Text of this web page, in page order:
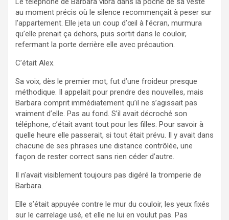
au moment précis où le silence recommençait à peser sur
l’appartement. Elle jeta un coup d’œil à l’écran, murmura
qu’elle prenait ça dehors, puis sortit dans le couloir,
refermant la porte derrière elle avec précaution.
C’était Alex.
Sa voix, dès le premier mot, fut d’une froideur presque
méthodique. Il appelait pour prendre des nouvelles, mais
Barbara comprit immédiatement qu’il ne s’agissait pas
vraiment d’elle. Pas au fond. S’il avait décroché son
téléphone, c’était avant tout pour les filles. Pour savoir à
quelle heure elle passerait, si tout était prévu. Il y avait dans
chacune de ses phrases une distance contrôlée, une
façon de rester correct sans rien céder d’autre.
Il n’avait visiblement toujours pas digéré la tromperie de
Barbara.
Elle s’était appuyée contre le mur du couloir, les yeux fixés
sur le carrelage usé, et elle ne lui en voulut pas. Pas